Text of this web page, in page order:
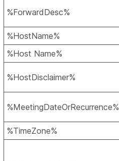
%ForwardDesc%
%HostName%
%Host Name%
%HostDisclaimer%
%MeetingDateOrRecurrence%
%TimeZone%